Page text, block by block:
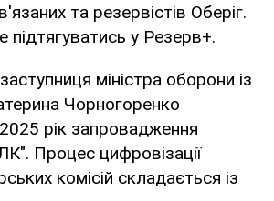
та резервістів Оберіг.
підтягуватись у Резерв+.
міністра оборони із
Чорногоренко
рік запровадження
Процес цифровізації
комісій складається із